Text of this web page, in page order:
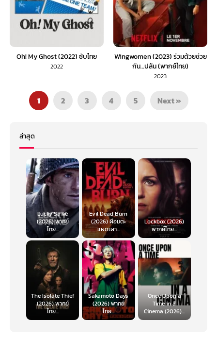
Oh! My Ghost (2022) ซับไทย
2022
Wingwomen (2023) ร่วมด้วยช่วย
กัน…ปล้น (พากย์ไทย)
2023
1 2 3 4 5 Next »
ล่าสุด
Lucky Strike
(2026) พากย์
ไทย...
Evil Dead Burn
(2026) ผีอมตะ
แผดเผา...
Lockbox (2026)
พากย์ไทย...
The Isolate Thief
(2026) พากย์
ไทย...
Sakamoto Days
(2026) พากย์
ไทย...
Once Upon a
Time in a
Cinema (2026)...